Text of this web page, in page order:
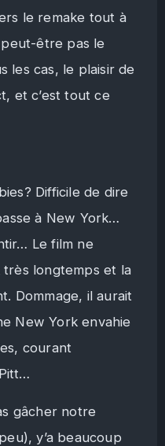
le remake tout à
peut-être pas le
les cas, le plaisir de
et c’est tout ce
Difficile de dire
à New York…
Le film ne
très longtemps et la
Dommage, il aurait
New York envahie
courant
gâcher notre
y’a beaucoup